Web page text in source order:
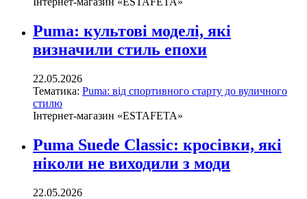
Puma: культові моделі, які
визначили стиль епохи
22.05.2026
Тематика: Puma: від спортивного старту до вуличного
стилю
Інтернет-магазин «ESTAFETA»
Puma Suede Classic: кросівки, які
ніколи не виходили з моди
22.05.2026